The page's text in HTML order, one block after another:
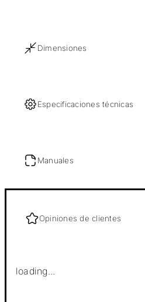
Dimensiones
Especificaciones técnicas
Manuales
Opiniones de clientes
loading...